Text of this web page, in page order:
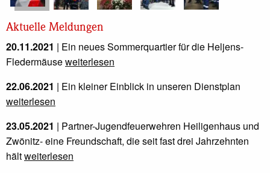
Aktuelle Meldungen
20.11.2021 | Ein neues Sommerquartier für die Heljens-
Fledermäuseweiterlesen
22.06.2021 | Ein kleiner Einblick in unseren Dienstplan
weiterlesen
23.05.2021 | Partner-Jugendfeuerwehren Heiligenhaus und
Zwönitz- eine Freundschaft, die seit fast drei Jahrzehnten
hältweiterlesen